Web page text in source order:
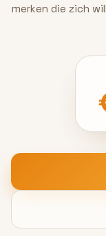
merken die zich